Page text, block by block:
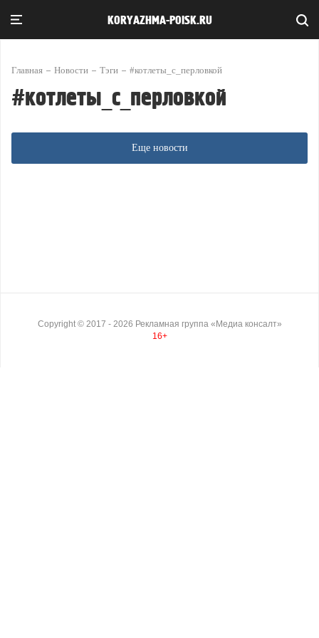
KORYAZHMA-POISK.RU
Главная Новости Тэги #котлеты_с_перловкой
#котлеты_с_перловкой
Еще новости
Copyright © 2017 - 2026 Рекламная группа «Медиа консалт»
16+